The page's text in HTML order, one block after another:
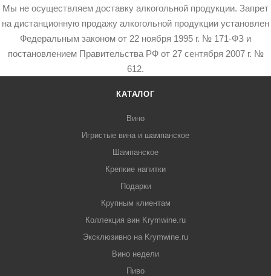
Мы не осуществляем доставку алкогольной продукции. Запрет
на дистанционную продажу алкогольной продукции установлен
Федеральным законом от 22 ноября 1995 г. № 171-ФЗ и
постановлением Правительства РФ от 27 сентября 2007 г. №
612.
КАТАЛОГ
Вино
Игристые вина и шампанское
Шампанское
Крепкие напитки
Подарки
Крупным клиентам
Коллекция вин Krymwine.ru
Эксклюзивно на Krymwine.ru
Вино недели
Пиво